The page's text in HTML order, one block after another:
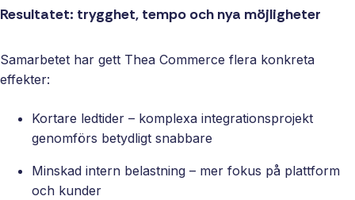
Resultatet: trygghet, tempo och nya möjligheter
Samarbetet har gett Thea Commerce flera konkreta
effekter:
Kortare ledtider – komplexa integrationsprojekt
genomförs betydligt snabbare
Minskad intern belastning – mer fokus på plattform
och kunder